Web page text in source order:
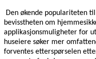
Den økende populariteten
bevisstheten om
applikasjonsmuligheter for
huseiere søker mer
forventes etterspørselen